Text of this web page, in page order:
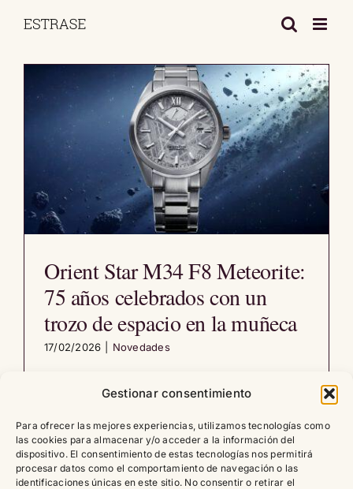
Gestionar consentimiento
Para ofrecer las mejores experiencias, utilizamos tecnologías como
las cookies para almacenar y/o acceder a la información del
dispositivo. El consentimiento de estas tecnologías nos permitirá
procesar datos como el comportamiento de navegación o las
identificaciones únicas en este sitio. No consentir o retirar el
Orient Star M34 F8 Meteorite:
75 años celebrados con un
trozo de espacio en la muñeca
17/02/2026 Novedades
Leer artículo